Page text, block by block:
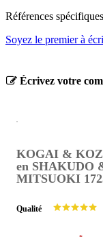
Références spécifiques
Soyez le premier à
Écrivez votre
KOGAI &
en SHAKUDO
MITSUOKI
Qualité